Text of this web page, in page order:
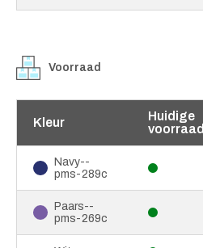
Voorraad
Kleur
Huidige
voorraad
Navy--
pms-289c
Paars--
pms-269c